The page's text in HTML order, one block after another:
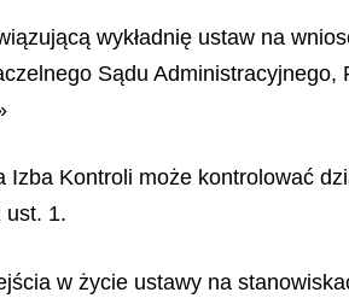
wykładnię ustaw na
Sądu
Kontroli może kontrolować
ust. 1.
w życie ustawy na